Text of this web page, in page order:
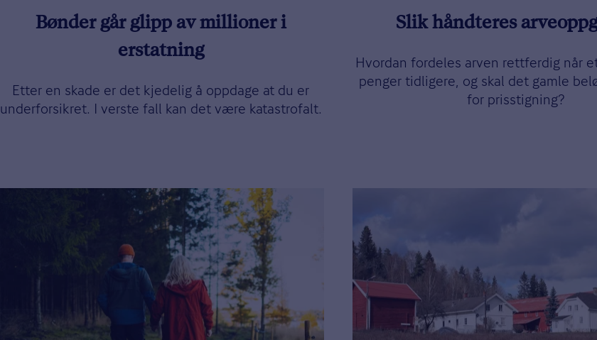
Bønder går glipp av millioner i
erstatning
Etter en skade er det kjedelig å oppdage at du er
underforsikret. I verste fall kan det være katastrofalt.
Slik håndteres
Hvordan fordeles arven rettferdig når
penger tidligere, og skal det gamle
for prisstigning?